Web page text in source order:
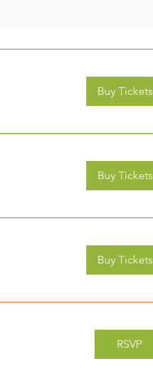
Buy Tickets
Buy Tickets
Buy Tickets
RSVP